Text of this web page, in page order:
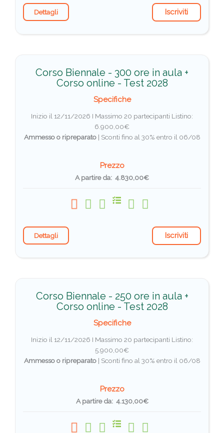
Dettagli Iscriviti
Corso Biennale - 300 ore in aula +
Corso online - Test 2028
Specifiche
Inizio il 12/11/2026 I Massimo 20 partecipanti Listino:
6.900,00€
Ammesso o ripreparato| Sconti fino al 30% entro il 06/08
Prezzo
A partire da: 4.830,00€
Dettagli Iscriviti
Corso Biennale - 250 ore in aula +
Corso online - Test 2028
Specifiche
Inizio il 12/11/2026 I Massimo 20 partecipanti Listino:
5.900,00€
Ammesso o ripreparato| Sconti fino al 30% entro il 06/08
Prezzo
A partire da: 4.130,00€